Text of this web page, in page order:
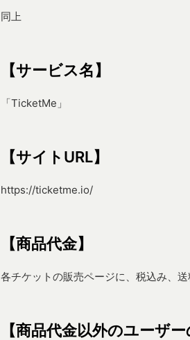
同上
【サービス名】
「TicketMe」
【サイトURL】
https://ticketme.io/
【商品代金】
各チケットの販売ページに、税込み、
【商品代金以外のユーザー